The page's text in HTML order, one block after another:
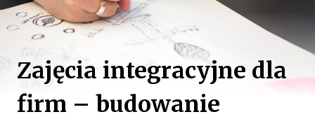
Zajęcia integracyjne dla
firm – budowanie